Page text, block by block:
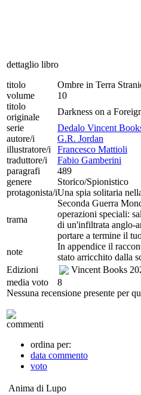
dettaglio libro
titolo
Ombre in Terra
volume
10
titolo
originale
Darkness on a
serie
Dedalo Vincent
autore/i
G.R. Jordan
illustratore/i
Francesco Mattioli
traduttore/i
Fabio Gamberini
paragrafi
489
genere
Storico/Spionistico
protagonista/iUna spia solitaria
trama
Seconda Guerra
operazioni speciali:
di un'infiltrata anglo-
portare a termine il
note
In appendice il
stato arricchito dalla
Edizioni
Vincent Books
media voto
8
Nessuna recensione presente per
commenti
ordina per:
data commento
voto
Anima di Lupo